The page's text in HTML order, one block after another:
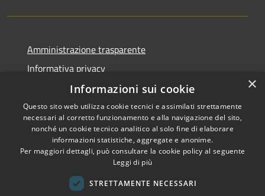
Amministrazione trasparente
Informativa privacy
Dichiarazione di accessibilità
Whistleblowing - segnalazione illeciti
Copyright © 2026 • Comune di
×
Informazioni sui cookie
Questo sito web utilizza cookie tecnici e assimilati strettamente
necessari al corretto funzionamento e alla navigazione del sito,
nonché un cookie tecnico analitico al solo fine di elaborare
informazioni statistiche, aggregate e anonime.
Per maggiori dettagli, può consultare la cookie policy al seguente
Leggi di più
STRETTAMENTE NECESSARI